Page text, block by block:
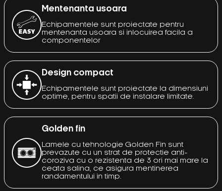
Mentenanta usoara
Echipamentele sunt proiectate pentru
mentenanta usoara si inlocuirea facila a
componentelor
Design compact
Echipamentele sunt proiectate la dimensiuni
optime, pentru spatii de instalare limitate.
Golden fin
Lamele cu tehnologie Golden Fin sunt
prevazute cu un strat de protectie anti-
coroziva cu o rezistenta de 3 ori mai mare la
ceata salina, ce asigura mentinerea
randamentului in timp.